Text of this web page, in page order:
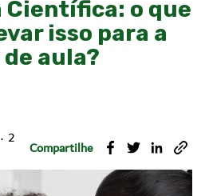
Científica: o que
isso para a
aula?
2 Compartilhe